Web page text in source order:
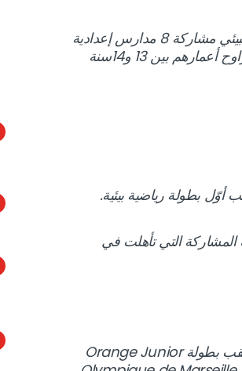
وشهدت المبادرة الجديدة لأورنج تونس التي تجمع بين البعدين الرياضي والبيئي مشاركة 8 مدارس إعدادية
من كامل ولايات الجمهورية تنافس خلالها تلاميذ الفرق المشاركة الذين تتراوح أعمارهم بين 13 و14سنة
أوّل بطولة رياضية بيئية.
المشاركة التي تأهلت في
وفي هذا الإطار توّجت المدرسة الإعدادية الهادي العيادي بولاية صفاقس بلقب بطولة Orange Junior